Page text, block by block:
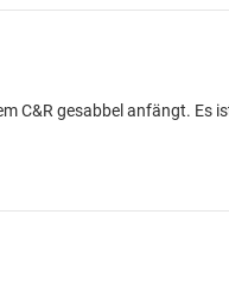
C&R gesabbel anfängt. Es